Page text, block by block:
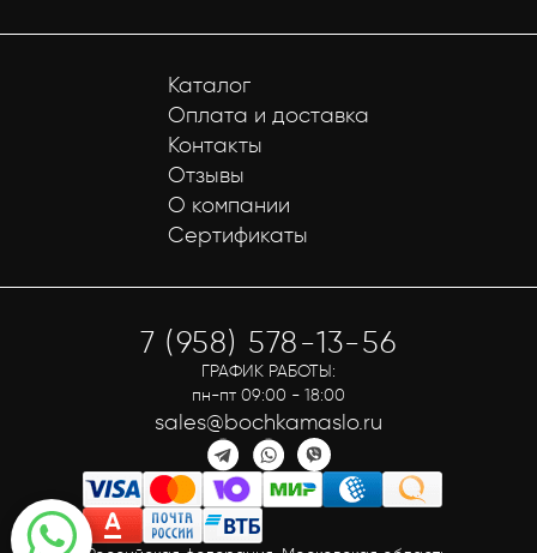
Каталог
Оплата и доставка
Контакты
Отзывы
О компании
Сертификаты
7 (958) 578-13-56
ГРАФИК РАБОТЫ:
пн-пт 09:00 - 18:00
sales@bochkamaslo.ru